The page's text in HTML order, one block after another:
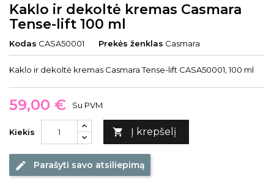
Kaklo ir dekoltė kremas Casmara
Tense-lift 100 ml
Kodas CASA50001 Prekės ženklas Casmara
Kaklo ir dekoltė kremas Casmara Tense-lift CASA50001, 100 ml
59,00 € Su PVM
Kiekis  Į krepšelį
edit Parašyti savo atsiliepimą